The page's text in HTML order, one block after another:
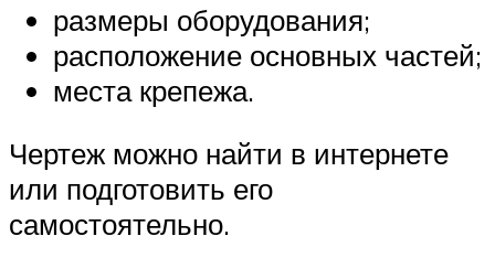
размеры оборудования;
расположение основных частей;
места крепежа.
Чертеж можно найти в интернете
или подготовить его
самостоятельно.